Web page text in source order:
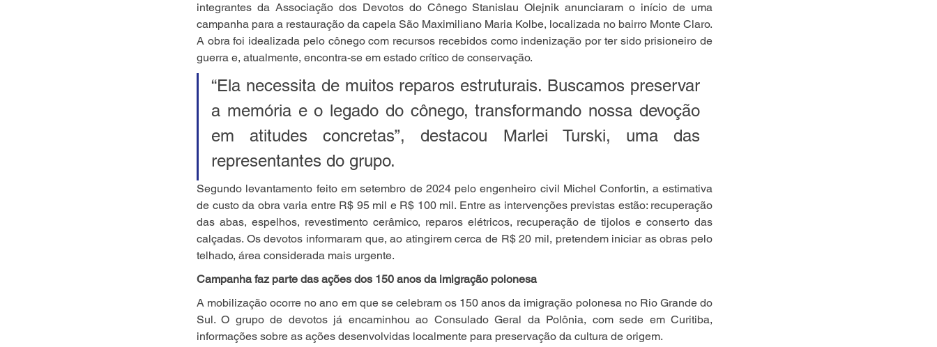
integrantes da Associação dos Devotos do Cônego Stanislau Olejnik anunciaram o início de uma
campanha para a restauração da capela São Maximiliano Maria Kolbe, localizada no bairro Monte Claro.
A obra foi idealizada pelo cônego com recursos recebidos como indenização por ter sido prisioneiro de
guerra e, atualmente, encontra-se em estado crítico de conservação.
“Ela necessita de muitos reparos estruturais. Buscamos preservar
a memória e o legado do cônego, transformando nossa devoção
em atitudes concretas”, destacou Marlei Turski, uma das
representantes do grupo.
Segundo levantamento feito em setembro de 2024 pelo engenheiro civil Michel Confortin, a estimativa
de custo da obra varia entre R$ 95 mil e R$ 100 mil. Entre as intervenções previstas estão: recuperação
das abas, espelhos, revestimento cerâmico, reparos elétricos, recuperação de tijolos e conserto das
calçadas. Os devotos informaram que, ao atingirem cerca de R$ 20 mil, pretendem iniciar as obras pelo
telhado, área considerada mais urgente.
Campanha faz parte das ações dos 150 anos da imigração polonesa
A mobilização ocorre no ano em que se celebram os 150 anos da imigração polonesa no Rio Grande do
Sul. O grupo de devotos já encaminhou ao Consulado Geral da Polônia, com sede em Curitiba,
informações sobre as ações desenvolvidas localmente para preservação da cultura de origem.